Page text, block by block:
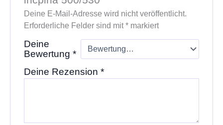
Deine E-Mail-Adresse wird nicht veröffentlicht.
Erforderliche Felder sind mit*markiert
Deine
Bewertung *
Deine Rezension *